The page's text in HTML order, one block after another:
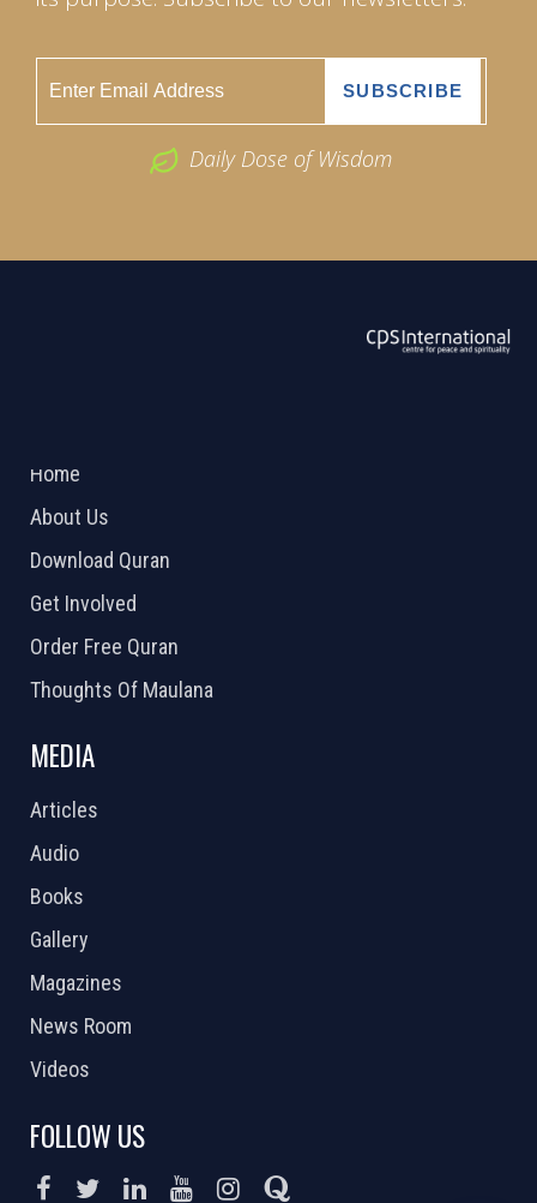
Daily Dose of Wisdom
Home
About Us
Download Quran
Get Involved
Order Free Quran
Thoughts Of Maulana
MEDIA
Articles
Audio
Books
Gallery
Magazines
News Room
Videos
FOLLOW US